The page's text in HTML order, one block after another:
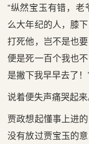
“纵然宝玉有错，
么大年纪的人，膝
打死他，岂不是也
便是死一百个我也
是撇下我早早去了！
说着便失声痛哭起来
贾政想起懂事上进
没有放过贾宝玉的